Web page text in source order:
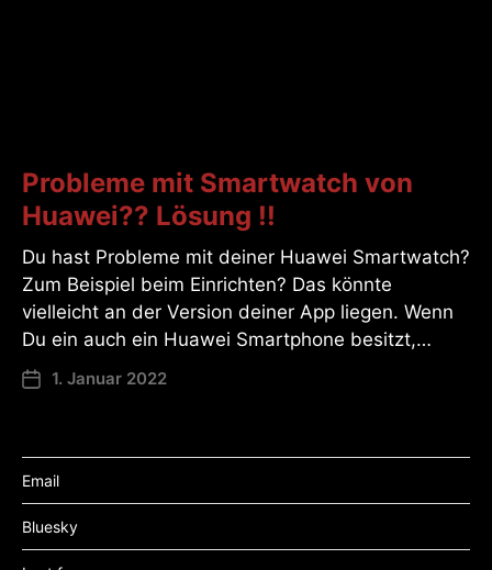
Probleme mit Smartwatch von
Huawei?? Lösung !!
Du hast Probleme mit deiner Huawei Smartwatch?
Zum Beispiel beim Einrichten? Das könnte
vielleicht an der Version deiner App liegen. Wenn
Du ein auch ein Huawei Smartphone besitzt,…
1. Januar 2022
Email
Bluesky